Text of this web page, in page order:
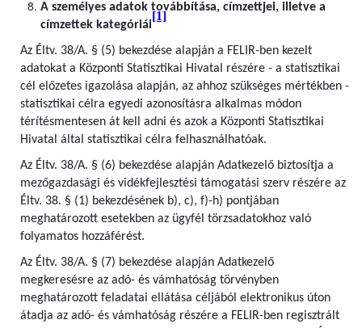
A személyes adatok továbbítása, címzettjei, illetve a
címzettek kategóriái
[1]
Az Éltv. 38/A. § (5) bekezdése alapján a FELIR-ben kezelt
adatokat a Központi Statisztikai Hivatal részére - a statisztikai
cél előzetes igazolása alapján, az ahhoz szükséges mértékben -
statisztikai célra egyedi azonosításra alkalmas módon
térítésmentesen át kell adni és azok a Központi Statisztikai
Hivatal által statisztikai célra felhasználhatóak.
Az Éltv. 38/A. § (6) bekezdése alapján Adatkezelő biztosítja a
mezőgazdasági és vidékfejlesztési támogatási szerv részére az
Éltv. 38. § (1) bekezdésének b), c), f)-h) pontjában
meghatározott esetekben az ügyfél törzsadatokhoz való
folyamatos hozzáférést.
Az Éltv. 38/A. § (7) bekezdése alapján Adatkezelő
megkeresésre az adó- és vámhatóság törvényben
meghatározott feladatai ellátása céljából elektronikus úton
átadja az adó- és vámhatóság részére a FELIR-ben regisztrált